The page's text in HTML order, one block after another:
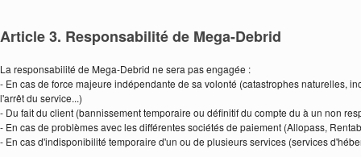
Article 3. Responsabilité de Mega-Debrid
La responsabilité de Mega-Debrid ne sera pas engagée :
- En cas de force majeure indépendante de sa volonté (catastrophes naturelles,
l'arrêt du service...)
- Du fait du client (bannissement temporaire ou définitif du compte du à un non
- En cas de problèmes avec les différentes sociétés de paiement (Allopass,
- En cas d'indisponibilité temporaire d'un ou de plusieurs services (services